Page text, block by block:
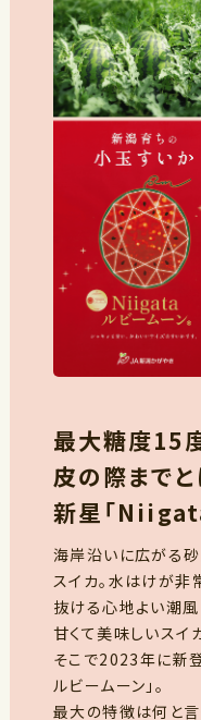
最大糖度15
皮の際までと
新星「
海岸沿いに広がる
スイカ。水はけが非
抜ける心地よい潮風
甘くて美味しいスイ
そこで2023年に新
ルビームーン」。
最大の特徴は何と言